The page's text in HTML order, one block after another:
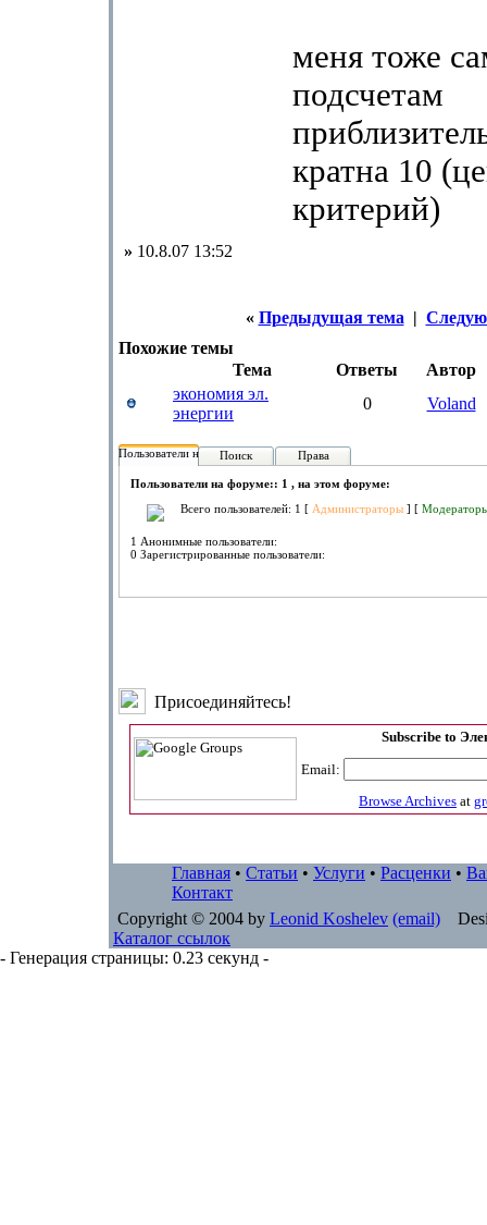
меня тоже
подсчетам
кратна 10
критерий)
» 10.8.07 13:52
« Предыдущая тема |
Похожие темы
Тема
Ответы
Автор
экономия эл.
энергии
0 Voland
Пользователи на форуме:
Поиск Права
Пользователи на форуме:: 1 , на этом форуме:
Всего пользователей: 1 [ Администраторы ] [
1 Анонимные пользователи:
0 Зарегистрированные пользователи:
Присоединяйтесь!
Subscribe to
Email:
Browse Archives at
Главная • Статьи • Услуги • Расценки •
Контакт
Copyright © 2004 by Leonid Koshelev (email)
Каталог ссылок
- Генерация страницы: 0.23 секунд -